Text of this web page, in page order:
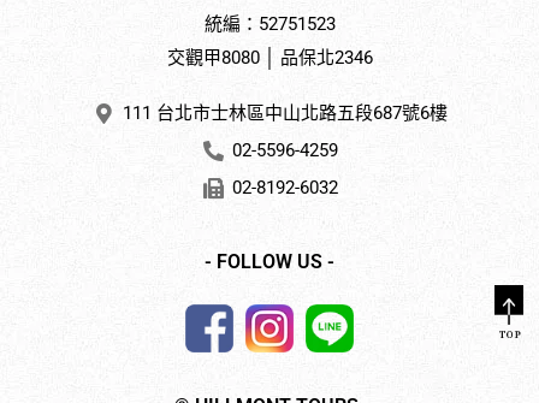
統編：52751523
交觀甲8080 │ 品保北2346
111 台北市士林區中山北路五段687號6樓
02-5596-4259
02-8192-6032
- FOLLOW US -